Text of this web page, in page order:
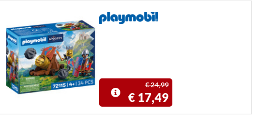
€ 24,99
€ 17,49